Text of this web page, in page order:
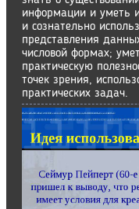
информации и уметь
и сознательно
представления
числовой формах;
практическую
точек зрения,
практических задач.